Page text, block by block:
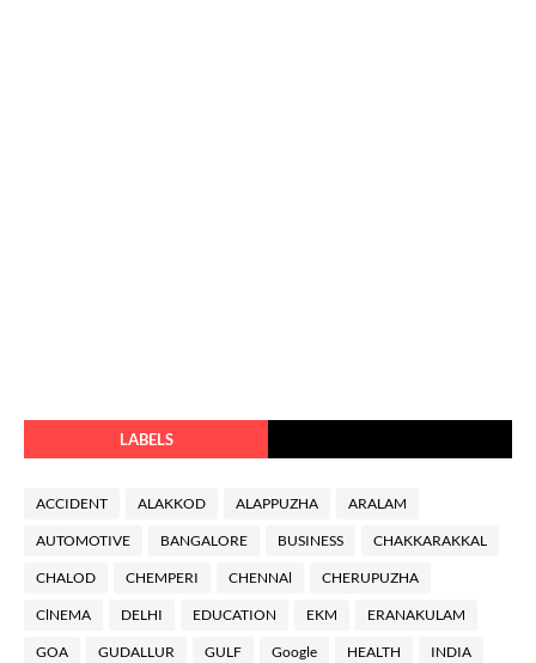
LABELS
ACCIDENT ALAKKOD ALAPPUZHA ARALAM
AUTOMOTIVE BANGALORE BUSINESS CHAKKARAKKAL
CHALOD CHEMPERI CHENNAl CHERUPUZHA
ClNEMA DELHI EDUCATION EKM ERANAKULAM
GOA GUDALLUR GULF Google HEALTH INDIA